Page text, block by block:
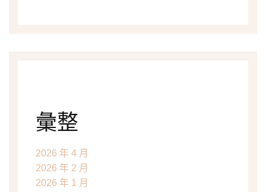
彙整
2026 年 4 月
2026 年 2 月
2026 年 1 月